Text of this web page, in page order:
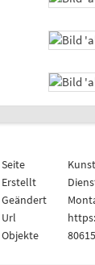
Seite
Erstellt
Geändert
Url
Objekte